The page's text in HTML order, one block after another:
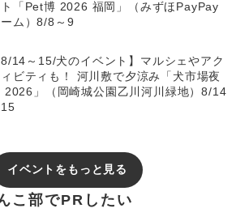
ト「Pet博 2026 福岡」（みずほPayPay
ーム）8/8～9
8/14～15/犬のイベント】マルシェやアク
ビティも！ 河川敷で夕涼み「犬市場夜
2026」（岡崎城公園乙川河川緑地）8/14
15
イベントをもっと見る
こ部でPRしたい